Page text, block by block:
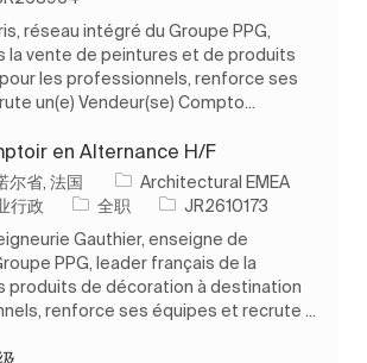
réseau intégré du Groupe PPG,
la vente de peintures et de produits
les professionnels, renforce ses
un(e) Vendeur(se) Compto...
en Alternance H/F
省, 法国
Architectural EMEA
行政 工作类型
全职 作业 ID
JR2610173
Gauthier, enseigne de
PPG, leader français de la
produits de décoration à destination
renforce ses équipes et recrute ...